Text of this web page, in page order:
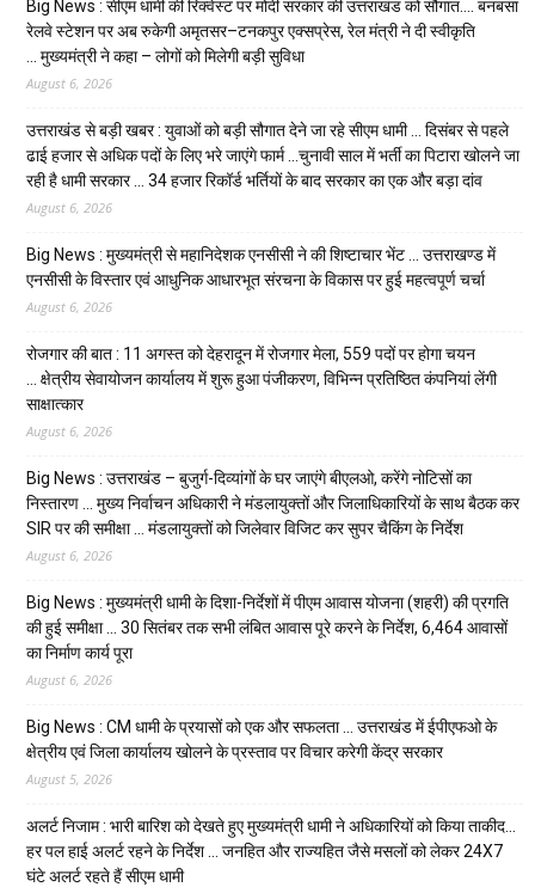
Big News : सीएम धामी की रिक्वेस्ट पर मोदी सरकार की उत्तराखंड को सौगात…. बनबसा
रेलवे स्टेशन पर अब रुकेगी अमृतसर–टनकपुर एक्सप्रेस, रेल मंत्री ने दी स्वीकृति
… मुख्यमंत्री ने कहा – लोगों को मिलेगी बड़ी सुविधा
August 6, 2026
उत्तराखंड से बड़ी खबर : युवाओं को बड़ी सौगात देने जा रहे सीएम धामी … दिसंबर से पहले
ढाई हजार से अधिक पदों के लिए भरे जाएंगे फार्म …चुनावी साल में भर्ती का पिटारा खोलने जा
रही है धामी सरकार … 34 हजार रिकॉर्ड भर्तियों के बाद सरकार का एक और बड़ा दांव
August 6, 2026
Big News : मुख्यमंत्री से महानिदेशक एनसीसी ने की शिष्टाचार भेंट … उत्तराखण्ड में
एनसीसी के विस्तार एवं आधुनिक आधारभूत संरचना के विकास पर हुई महत्वपूर्ण चर्चा
August 6, 2026
रोजगार की बात : 11 अगस्त को देहरादून में रोजगार मेला, 559 पदों पर होगा चयन
… क्षेत्रीय सेवायोजन कार्यालय में शुरू हुआ पंजीकरण, विभिन्न प्रतिष्ठित कंपनियां लेंगी
साक्षात्कार
August 6, 2026
Big News : उत्तराखंड – बुजुर्ग-दिव्यांगों के घर जाएंगे बीएलओ, करेंगे नोटिसों का
निस्तारण … मुख्य निर्वाचन अधिकारी ने मंडलायुक्तों और जिलाधिकारियों के साथ बैठक कर
SIR पर की समीक्षा … मंडलायुक्तों को जिलेवार विजिट कर सुपर चैकिंग के निर्देश
August 6, 2026
Big News : मुख्यमंत्री धामी के दिशा-निर्देशों में पीएम आवास योजना (शहरी) की प्रगति
की हुई समीक्षा … 30 सितंबर तक सभी लंबित आवास पूरे करने के निर्देश, 6,464 आवासों
का निर्माण कार्य पूरा
August 6, 2026
Big News : CM धामी के प्रयासों को एक और सफलता … उत्तराखंड में ईपीएफओ के
क्षेत्रीय एवं जिला कार्यालय खोलने के प्रस्ताव पर विचार करेगी केंद्र सरकार
August 5, 2026
अलर्ट निजाम : भारी बारिश को देखते हुए मुख्यमंत्री धामी ने अधिकारियों को किया ताकीद…
हर पल हाई अलर्ट रहने के निर्देश … जनहित और राज्यहित जैसे मसलों को लेकर 24X7
घंटे अलर्ट रहते हैं सीएम धामी